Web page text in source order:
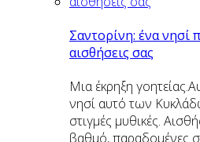
Σαντορίνη: ένα νησί
αισθήσεις σας
Μια έκρηξη
νησί αυτό των
στιγμές μυθικές.
βαθμό, παραδομένες